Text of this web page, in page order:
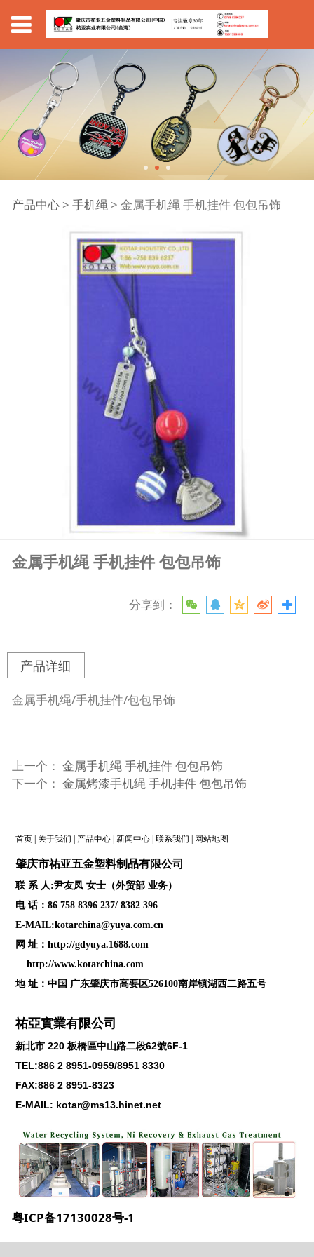
金属手机绳 手机挂件 包
包吊饰
产品中心> 手机绳> 金属手机绳 手机挂件 包包吊饰
金属手机绳 手机挂件 包包吊饰
分享到：
产品详细
金属手机绳/手机挂件/包包吊饰
上一个： 金属手机绳 手机挂件 包包吊饰
下一个： 金属烤漆手机绳 手机挂件 包包吊饰
首页| 关于我们 | 产品中心| 新闻中心| 联系我们 | 网站地图
肇庆市祐亚五金塑料制品有限公司
联 系 人:尹友凤 女士（外贸部 业务）
电 话：86 758 8396 237/ 8382 396
E-MAIL:kotarchina@yuya.com.cn
网 址： http://gdyuya.1688.com
http://www.kotarchina.com
地 址：中国 广东肇庆市高要区526100南岸镇湖西二路五号
祐亞實業有限公司
新北市220 板橋區中山路二段62號6F-1
TEL:886 2 8951-0959/8951 8330
FAX:886 2 8951-8323
E-MAIL: kotar@ms13.hinet.net
粤ICP备17130028号-1